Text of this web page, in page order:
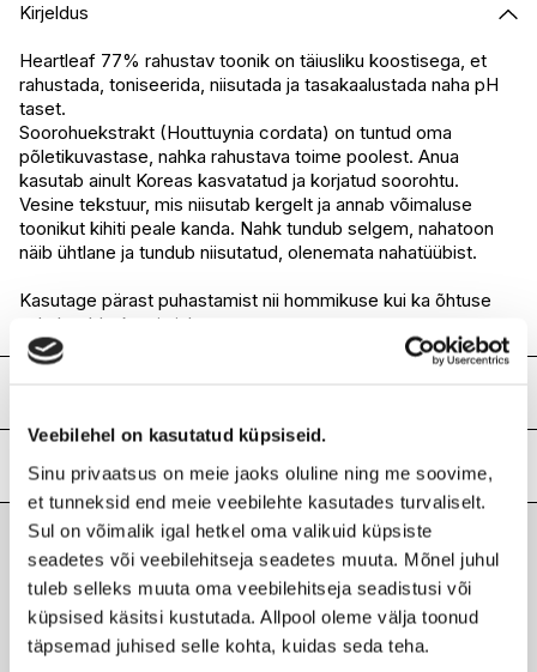
Veebilehel on kasutatud küpsiseid.
Sinu privaatsus on meie jaoks oluline ning me soovime,
et tunneksid end meie veebilehte kasutades turvaliselt.
Sul on võimalik igal hetkel oma valikuid küpsiste
seadetes või veebilehitseja seadetes muuta. Mõnel juhul
tuleb selleks muuta oma veebilehitseja seadistusi või
küpsised käsitsi kustutada. Allpool oleme välja toonud
täpsemad juhised selle kohta, kuidas seda teha.
I.L.U. Kristiine
I.L.U. Ülemiste
Ei ole saadaval
I.L.U. Rocca
Saadaval
I.L.U. Lõunakeskus
I.L.U. Pärnu
Ei ole saadaval
Kirjeldus
Heartleaf 77% rahustav toonik on täiusliku koostisega, et
rahustada, toniseerida, niisutada ja tasakaalustada naha pH
taset.
Soorohuekstrakt (Houttuynia cordata) on tuntud oma
põletikuvastase, nahka rahustava toime poolest. Anua
kasutab ainult Koreas kasvatatud ja korjatud soorohtu.
Vesine tekstuur, mis niisutab kergelt ja annab võimaluse
toonikut kihiti peale kanda. Nahk tundub selgem, nahatoon
näib ühtlane ja tundub niisutatud, olenemata nahatüübist.
Kasutage pärast puhastamist nii hommikuse kui ka õhtuse
nahahoolduskuuri ajal.
Houttuynia Cordata Extract(77%), Water, 1,2-Hexanediol,
Glycerin, Betaine, Panthenol, Saccharum Officinarum (Sugar
Cane) Extract, Portulaca Oleracea Extract, Butylene Glycol,
Vitex Agnus-Castus Extract, Chamomilla Recutita
(Matricaria) Flower Extract, Arctium Lappa Root Extract,
Phellinus Linteus Extract, Vitis Vinifera (Grape) Fruit Extract,
Pyrus Malus (Apple) Fruit Extract, Centella Asiatica Extract,
Isopentyldiol, Methylpropanediol, Acrylates/C10-30 Alkyl
Acrylate Crosspolymer, Tromethamine, Disodium EDTA
Lisainfo
Laokood
H0204112
Ribakood
8809640736025
Viimati vaadatud tooted